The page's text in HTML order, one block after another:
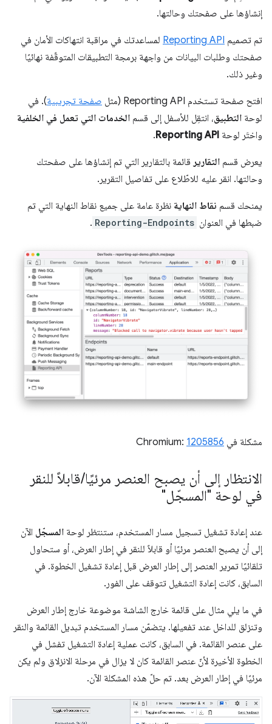
إنشاؤها على صفحتك وحالتها.
تم تصميم Reporting API لمساعدتك في مراقبة انتهاكات الأمان في
صفحتك وطلبات البيانات من واجهة برمجة التطبيقات المتوقّفة نهائيًا
وغير ذلك.
افتح صفحة تستخدم Reporting API (مثل صفحة تجريبية). في
لوحة التطبيق، انتقِل للأسفل إلى قسم الخدمات التي تعمل في الخلفية
واختَر لوحة Reporting API
.
يعرض قسم التقارير قائمة بالتقارير التي تم إنشاؤها على صفحتك
وحالتها. انقر عليه للاطّلاع على تفاصيل التقرير.
يمنحك قسم نقاط النهاية نظرة عامة على جميع نقاط النهاية التي تم
ضبطها في العنوان Reporting-Endpoints
.
مشكلة في Chromium: 1205856
الانتظار إلى أن يصبح العنصر مرئيًا/قابلاً للنقر
في لوحة "المسجّل"
عند إعادة تشغيل تسجيل مسار المستخدم، ستنتظر لوحة المسجّل الآن
إلى أن يصبح العنصر مرئيًا أو قابلاً للنقر في إطار العرض، أو ستحاول
تلقائيًا تمرير العنصر إلى إطار العرض قبل إعادة تشغيل الخطوة. في
السابق، كانت إعادة التشغيل تتوقف على الفور.
في ما يلي مثال على قائمة خارج الشاشة موضوعة خارج إطار العرض
وتنزلق للداخل عند تفعيلها. يتضمّن مسار المستخدم تبديل القائمة والنقر
على عنصر القائمة. في السابق، كانت عملية إعادة التشغيل تفشل في
الخطوة الأخيرة لأنّ عنصر القائمة كان لا يزال في مرحلة الانزلاق ولم يكن
مرئيًا في إطار العرض بعد. تم حلّ هذه المشكلة الآن.